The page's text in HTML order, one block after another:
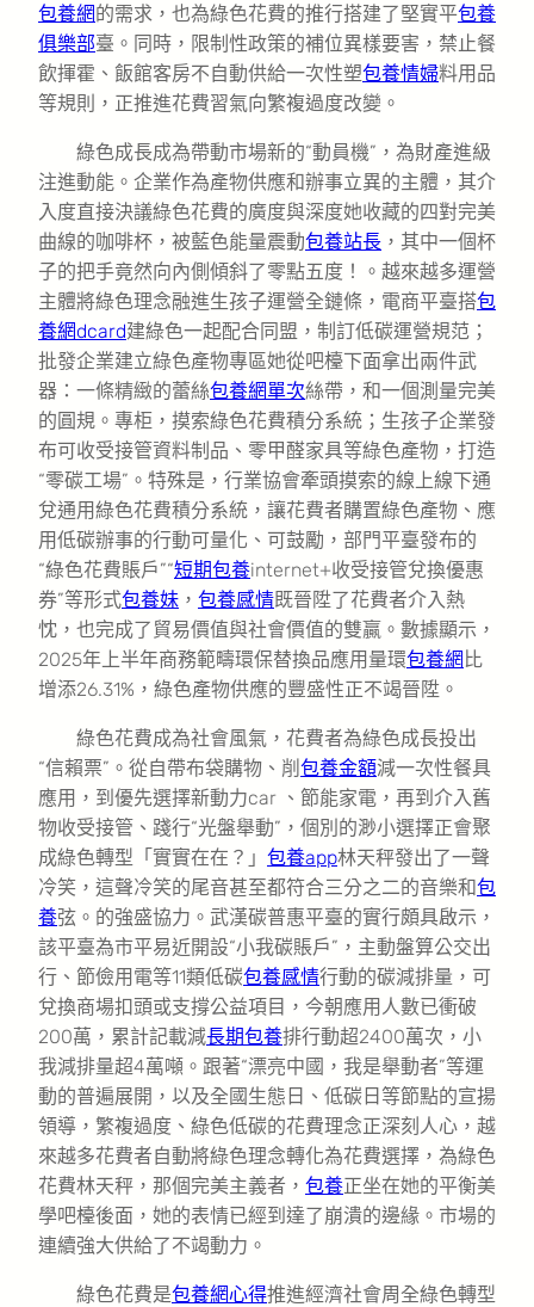
包養網的需求，也為綠色花費的推行搭建了堅實平包養
俱樂部臺。同時，限制性政策的補位異樣要害，禁止餐
飲揮霍、飯館客房不自動供給一次性塑包養情婦料用品
等規則，正推進花費習氣向繁複過度改變。
綠色成長成為帶動市場新的“動員機”，為財產進級
注進動能。企業作為產物供應和辦事立異的主體，其介
入度直接決議綠色花費的廣度與深度她收藏的四對完美
曲線的咖啡杯，被藍色能量震動包養站長 ，其中一個杯
子的把手竟然向內側傾斜了零點五度！。越來越多運營
主體將綠色理念融進生孩子運營全鏈條，電商平臺搭包
養網dcard建綠色一起配合同盟，制訂低碳運營規范；
批發企業建立綠色產物專區她從吧檯下面拿出兩件武
器：一條精緻的蕾絲包養網單次絲帶，和一個測量完美
的圓規。專柜，摸索綠色花費積分系統；生孩子企業發
布可收受接管資料制品、零甲醛家具等綠色產物，打造
“零碳工場”。特殊是，行業協會牽頭摸索的線上線下通
兌通用綠色花費積分系統，讓花費者購置綠色產物、應
用低碳辦事的行動可量化、可鼓勵，部門平臺發布的
“綠色花費賬戶”“短期包養internet+收受接管兌換優惠
券”等形式包養妹 ， 包養感情既晉陞了花費者介入熱
忱，也完成了貿易價值與社會價值的雙贏。數據顯示，
2025年上半年商務範疇環保替換品應用量環包養網 比
增添26.31%，綠色產物供應的豐盛性正不竭晉陞。
綠色花費成為社會風氣，花費者為綠色成長投出
“信賴票”。從自帶布袋購物、削 包養金額減一次性餐具
應用，到優先選擇新動力car 、節能家電，再到介入舊
物收受接管、踐行“光盤舉動”，個別的渺小選擇正會聚
成綠色轉型「實實在在？」 包養app林天秤發出了一聲
冷笑，這聲冷笑的尾音甚至都符合三分之二的音樂和包
養弦。的強盛協力。武漢碳普惠平臺的實行頗具啟示，
該平臺為市平易近開設“小我碳賬戶”，主動盤算公交出
行、節儉用電等11類低碳包養感情行動的碳減排量，可
兌換商場扣頭或支撐公益項目，今朝應用人數已衝破
200萬，累計記載減長期包養排行動超2400萬次，小
我減排量超4萬噸。跟著“漂亮中國，我是舉動者”等運
動的普遍展開，以及全國生態日、低碳日等節點的宣揚
領導，繁複過度、綠色低碳的花費理念正深刻人心，越
來越多花費者自動將綠色理念轉化為花費選擇，為綠色
花費林天秤，那個完美主義者， 包養正坐在她的平衡美
學吧檯後面，她的表情已經到達了崩潰的邊緣。市場的
連續強大供給了不竭動力。
綠色花費是包養網心得推進經濟社會周全綠色轉型